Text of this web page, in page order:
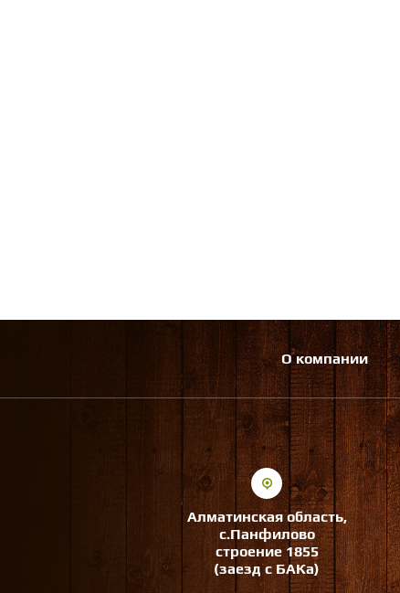
О компании
Алматинская область,
с.Панфилово
строение 1855
(заезд с БАКа)